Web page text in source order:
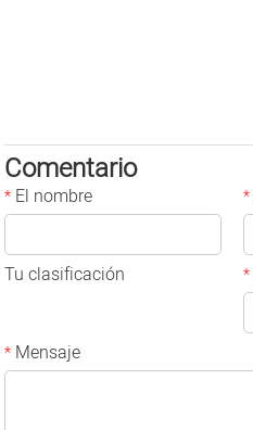
Comentario
* El nombre *
Tu clasificación *
* Mensaje